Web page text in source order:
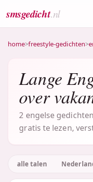
smsgedicht.nl
home>freestyle-gedichten>
Lange
over
2 engelse
gratis te lezen,
alle talen